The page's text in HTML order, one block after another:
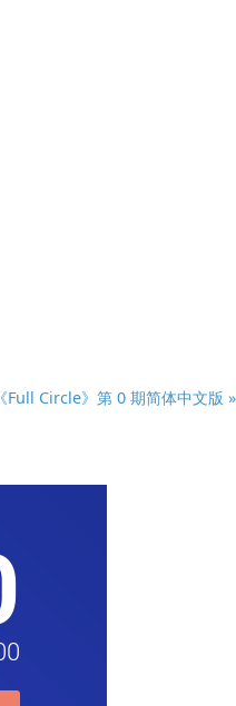
《Full Circle》第 0 期简体中文版 »